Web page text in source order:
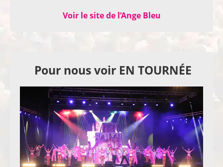
Voir le site de l’Ange Bleu
Pour nous voir EN TOURNÉE